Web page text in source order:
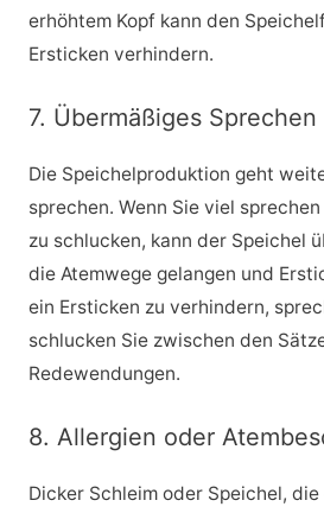
erhöhtem Kopf kann den
Ersticken verhindern.
7. Übermäßiges Sprechen
Die Speichelproduktion geht
sprechen. Wenn Sie viel
zu schlucken, kann der Speichel
die Atemwege gelangen und
ein Ersticken zu verhindern,
schlucken Sie zwischen den
Redewendungen.
8. Allergien oder
Dicker Schleim oder Speichel,